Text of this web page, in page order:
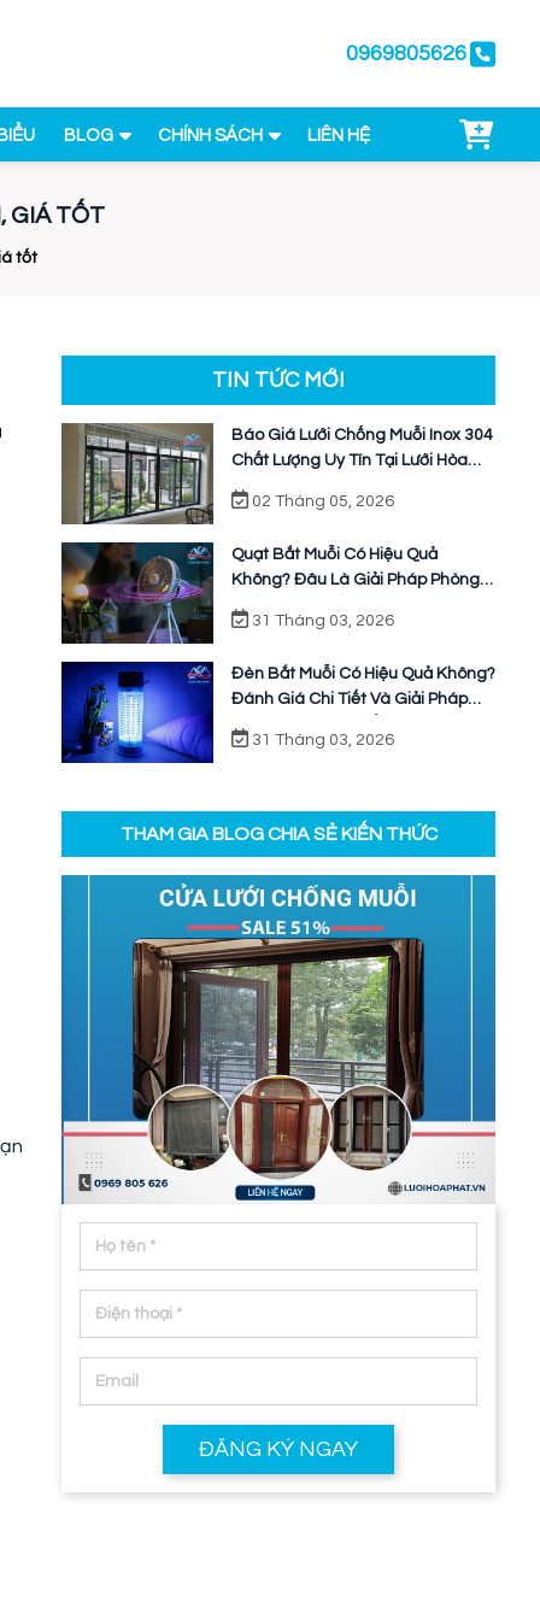
0969805626
BLOG CHÍNH SÁCH LIÊN HỆ
GIÁ TỐT
tốt
TIN TỨC MỚI
Báo Giá Lưới Chống Muỗi Inox 304
Chất Lượng Uy Tín Tại Lưới Hòa
Phát
02 Tháng 05, 2026
Quạt Bắt Muỗi Có Hiệu Quả
Không? Đâu Là Giải Pháp Phòng
Chống Muỗi Bền Vững
31 Tháng 03, 2026
Đèn Bắt Muỗi Có Hiệu Quả Không?
Đánh Giá Chi Tiết Và Giải Pháp
Ngăn Chặn Triệt Để
31 Tháng 03, 2026
THAM GIA BLOG CHIA SẺ KIẾN THỨC
ĐĂNG KÝ NGAY